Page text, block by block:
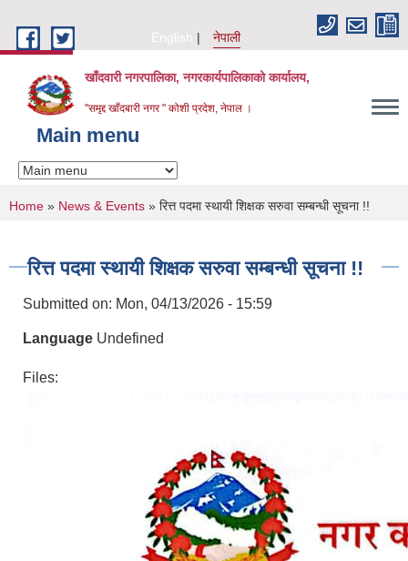
English
नेपाली
खाँदवारी नगरपालिका, नगरकार्यपालिकाको कार्यालय,
"समृद्द खाँदबारी नगर " कोशी प्रदेश, नेपाल ।
Main menu
You are here
Home » News & Events » रित्त पदमा स्थायी शिक्षक सरुवा सम्बन्धी सूचना !!
रित्त पदमा स्थायी शिक्षक सरुवा सम्बन्धी सूचना !!
Submitted on: Mon, 04/13/2026 - 15:59
Language Undefined
Files: